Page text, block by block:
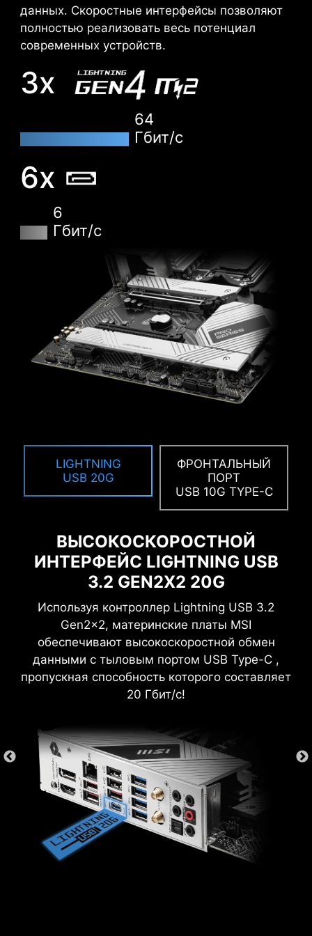
данных. Скоростные интерфейсы позволяют
полностью реализовать весь потенциал
современных устройств.
3x
64
Гбит/с
6x
6
Гбит/с
LIGHTNING
USB 20G
ФРОНТАЛЬНЫЙ
ПОРТ
USB 10G TYPE-C
ВЫСОКОСКОРОСТНОЙ
ИНТЕРФЕЙС LIGHTNING USB
3.2 GEN2X2 20G
Используя контроллер Lightning USB 3.2
Gen2x2, материнские платы MSI
обеспечивают высокоскоростной обмен
данными с тыловым портом USB Type-C ,
пропускная способность которого составляет
20 Гбит/с!
нагрузками. Для применения оптимальных
настроек модулей памяти достаточно
активировать EXPO-профиль.
CLICK BIOS 5
Дружественный интерфейс BIOS позволит
легко настроить параметры материнской
платы для достижения высокой игровой
производительности, энергоэффективности
УПРОЩЕННЫЙ
РЕЖИМ
EZ-MODE
РАСШИРЕННЫЙ
РЕЖИМ
ADVANCED MODE
PROFILES FOR OVERCLOCKING)
Для автоматического разгона совместимых
модулей памяти достаточно загрузить
предустановленный EXPO-профиль.
M-FLASH
Удобный инструмент для обновления